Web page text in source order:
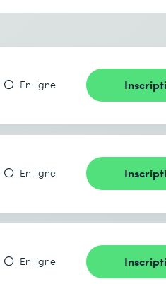
En ligne
En ligne
En ligne